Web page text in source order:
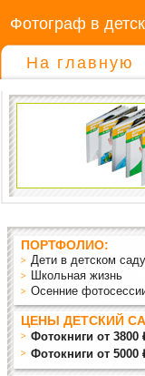
Фотограф в
На главную
ПОРТФОЛИО:
Дети в детском саду
Школьная жизнь
Осенние
ЦЕНЫ ДЕТСКИЙ
Фотокниги от 3800
Фотокниги от 5000